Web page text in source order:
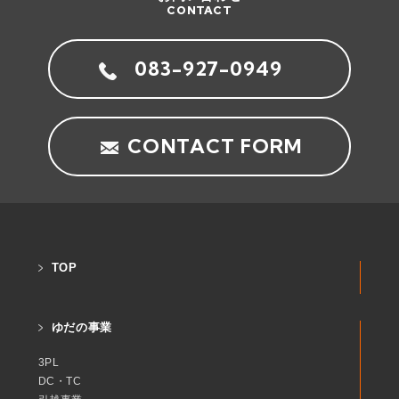
CONTACT
083-927-0949
CONTACT FORM
TOP
ゆだの事業
3PL
DC・TC